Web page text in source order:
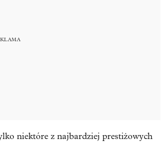
niektóre z najbardziej prestiżowych